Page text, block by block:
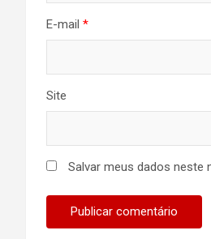
E-mail *
Site
Salvar meus dados neste